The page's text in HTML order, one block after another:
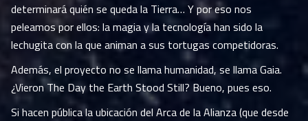
determinará quién se queda la Tierra… Y por eso nos
peleamos por ellos: la magia y la tecnología han sido la
lechugita con la que animan a sus tortugas competidoras.
Además, el proyecto no se llama humanidad, se llama Gaia.
¿Vieron The Day the Earth Stood Still? Bueno, pues eso.
Si hacen pública la ubicación del Arca de la Alianza (que desde